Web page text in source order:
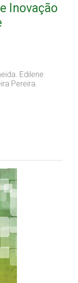
Inovação
Edilene
Pereira.